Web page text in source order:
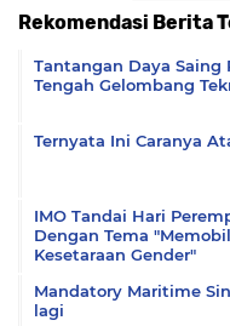
Rekomendasi Berita
Tantangan Daya Saing
Tengah Gelombang
Ternyata Ini Caranya
IMO Tandai Hari
Dengan Tema
Kesetaraan Gender"
Mandatory Maritime
lagi